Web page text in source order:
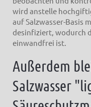
wird anstelle
auf Salzwasser-Basis
desinfiziert, wodurch
einwandfrei ist.
Außerdem
Salzwasser